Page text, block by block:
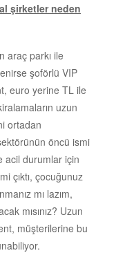
şirketler neden
araç parkı ile
şoförlü VIP
euro yerine TL ile
uzun
ortadan
öncü ismi
acil durumlar için
çıktı, çocuğunuz
mı lazım,
mısınız? Uzun
müşterilerine bu